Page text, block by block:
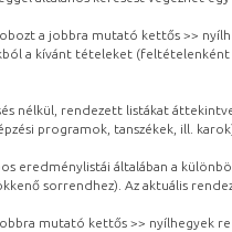
a jobbra mutató kettős >>
a kívánt tételeket (feltételenként
nélkül, rendezett listákat
programok, tanszékek, ill.
eredménylistái általában a
sorrendhez). Az aktuális
mutató kettős >> nyílhegyek